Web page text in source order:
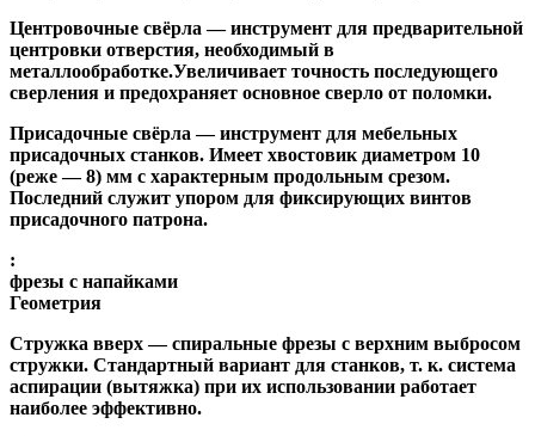
Центровочные свёрла — инструмент для предварительной
центровки отверстия, необходимый в
металлообработке.Увеличивает точность последующего
сверления и предохраняет основное сверло от поломки.
Присадочные свёрла — инструмент для мебельных
присадочных станков. Имеет хвостовик диаметром 10
(реже — 8) мм с характерным продольным срезом.
Последний служит упором для фиксирующих винтов
присадочного патрона.
:
фрезы с напайками
Геометрия
Стружка вверх— спиральные фрезы с верхним выбросом
стружки. Стандартный вариант для станков, т. к. система
аспирации (вытяжка) при их использовании работает
наиболее эффективно.